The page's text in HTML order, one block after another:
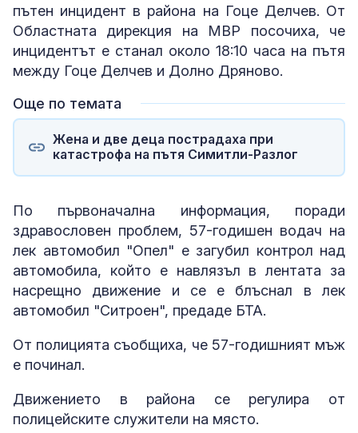
пътен инцидент в района на Гоце Делчев. От
Областната дирекция на МВР посочиха, че
инцидентът е станал около 18:10 часа на пътя
между Гоце Делчев и Долно Дряново.
Още по темата
Жена и две деца пострадаха при
катастрофа на пътя Симитли-Разлог
По първоначална информация, поради
здравословен проблем, 57-годишен водач на
лек автомобил "Опел" е загубил контрол над
автомобила, който е навлязъл в лентата за
насрещно движение и се е блъснал в лек
автомобил "Ситроен", предаде БТА.
От полицията съобщиха, че 57-годишният мъж
е починал.
Движението в района се регулира от
полицейските служители на място.